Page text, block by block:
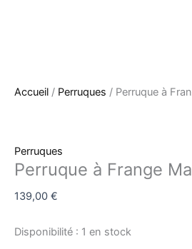
Accueil / Perruques / Perruque à
Perruques
Perruque à Frange
139,00 €
Disponibilité : 1 en stock